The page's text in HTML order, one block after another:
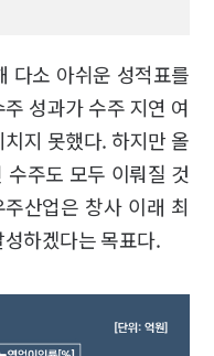
다소 아쉬운 성적표를
성과가 수주 지연 여
지 못했다. 하지만 올
주도 모두 이뤄질 것
산업은 창사 이래 최
하겠다는 목표다.